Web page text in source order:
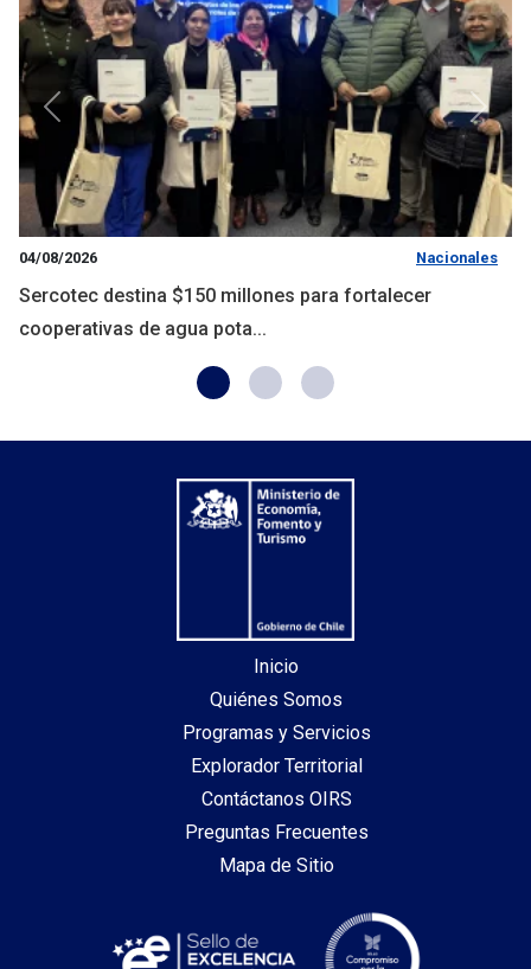
04/08/2026 Nacionales
Sercotec destina $150 millones para fortalecer
cooperativas de agua pota...
Anterior
Inicio
Quiénes Somos
Programas y Servicios
Explorador Territorial
Contáctanos OIRS
Preguntas Frecuentes
Mapa de Sitio